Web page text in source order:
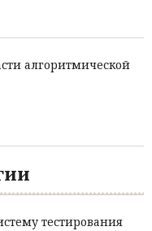
алгоритмической
тестирования